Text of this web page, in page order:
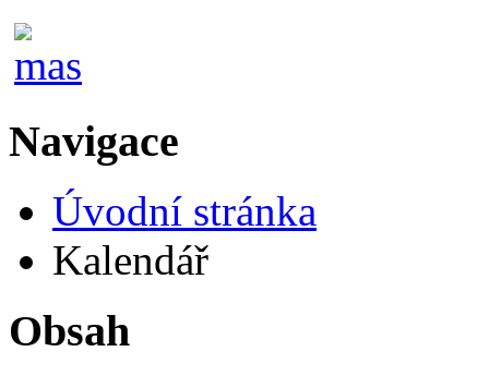
Navigace
Úvodní stránka
Kalendář
Obsah